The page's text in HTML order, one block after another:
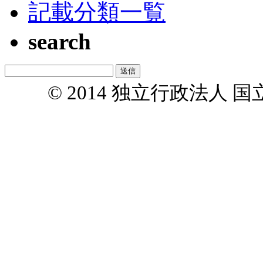
記載分類一覧
search
© 2014 独立行政法人 国